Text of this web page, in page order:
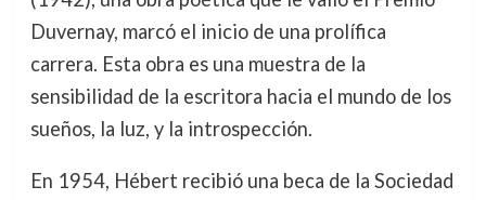
Duvernay, marcó el inicio de una prolífica
carrera. Esta obra es una muestra de la
sensibilidad de la escritora hacia el mundo de los
sueños, la luz, y la introspección.
En 1954, Hébert recibió una beca de la Sociedad